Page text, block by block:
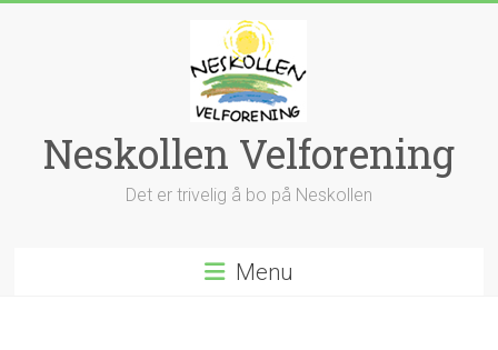
Neskollen Velforening
Det er trivelig å bo på Neskollen
Menu